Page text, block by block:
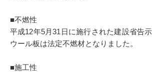
■不燃性
平成12年5月31日に施行された建設省告
ウール板は法定不燃材となりました。
■施工性